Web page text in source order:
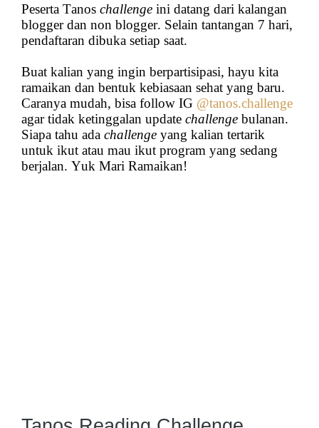
Peserta Tanos challenge ini datang dari kalangan
blogger dan non blogger. Selain tantangan 7 hari,
pendaftaran dibuka setiap saat.
Buat kalian yang ingin berpartisipasi, hayu kita
ramaikan dan bentuk kebiasaan sehat yang baru.
Caranya mudah, bisa follow IG @tanos.challenge
agar tidak ketinggalan update challenge bulanan.
Siapa tahu ada challenge yang kalian tertarik
untuk ikut atau mau ikut program yang sedang
berjalan. Yuk Mari Ramaikan!